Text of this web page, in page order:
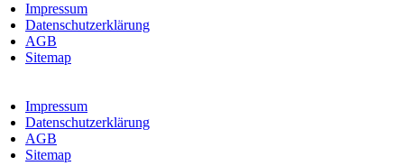
Impressum
Datenschutzerklärung
AGB
Sitemap
Impressum
Datenschutzerklärung
AGB
Sitemap